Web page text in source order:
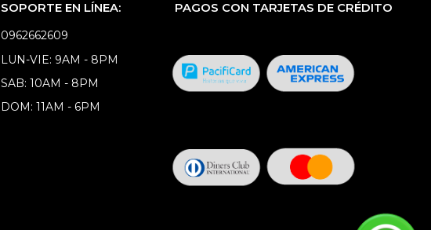
SOPORTE EN LÍNEA:
0962662609
LUN-VIE: 9AM - 8PM
SAB: 10AM - 8PM
DOM: 11AM - 6PM
PAGOS CON TARJETAS DE CRÉDITO